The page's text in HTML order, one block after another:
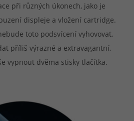
při různých úkonech, jako je
displeje a vložení cartridge.
toto podsvícení vyhovovat,
příliš výrazné a extravagantní,
vypnout dvěma stisky tlačítka.